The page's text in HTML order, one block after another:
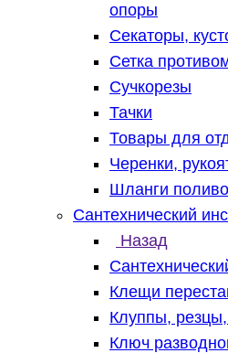
опоры
Секаторы,
Сетка
Сучкорезы
Тачки
Товары для
Черенки,
Шланги
Сантехнический
Назад
Клещи
Клуппы,
Ключ